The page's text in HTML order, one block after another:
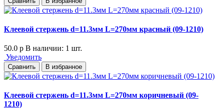
Клеевой стержень d=11.3мм L=270мм красный (09-1210)
50.0 p В наличии: 1 шт.
Уведомить
Сравнить В избранное
Клеевой стержень d=11.3мм L=270мм коричневый (09-
1210)